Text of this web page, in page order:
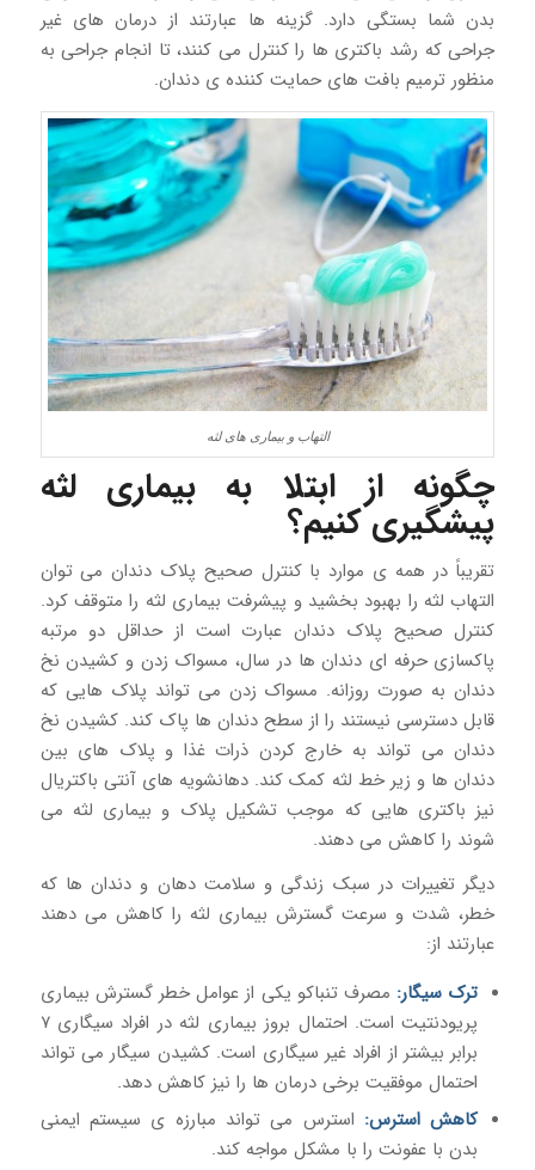
بدن شما بستگی دارد. گزینه ها عبارتند از درمان های غیر
جراحی که رشد باکتری ها را کنترل می کنند، تا انجام جراحی به
منظور ترمیم بافت های حمایت کننده ی دندان.
التهاب و بیماری های لثه
چگونه از ابتلا به بیماری لثه
پیشگیری کنیم؟
تقریباً در همه ی موارد با کنترل صحیح پلاک دندان می توان
التهاب لثه را بهبود بخشید و پیشرفت بیماری لثه را متوقف کرد.
کنترل صحیح پلاک دندان عبارت است از حداقل دو مرتبه
پاکسازی حرفه ای دندان ها در سال، مسواک زدن و کشیدن نخ
دندان به صورت روزانه. مسواک زدن می تواند پلاک هایی که
قابل دسترسی نیستند را از سطح دندان ها پاک کند. کشیدن نخ
دندان می تواند به خارج کردن ذرات غذا و پلاک های بین
دندان ها و زیر خط لثه کمک کند. دهانشویه های آنتی باکتریال
نیز باکتری هایی که موجب تشکیل پلاک و بیماری لثه می
شوند را کاهش می دهند.
دیگر تغییرات در سبک زندگی و سلامت دهان و دندان ها که
خطر، شدت و سرعت گسترش بیماری لثه را کاهش می دهند
عبارتند از:
ترک سیگار: مصرف تنباکو یکی از عوامل خطر گسترش بیماری
پریودنتیت است. احتمال بروز بیماری لثه در افراد سیگاری ۷
برابر بیشتر از افراد غیر سیگاری است. کشیدن سیگار می تواند
احتمال موفقیت برخی درمان ها را نیز کاهش دهد.
کاهش استرس: استرس می تواند مبارزه ی سیستم ایمنی
بدن با عفونت را با مشکل مواجه کند.